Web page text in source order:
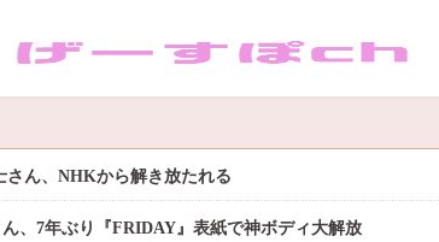
さん、NHKから解き放たれる
ん、7年ぶり『FRIDAY』表紙で神ボディ大解放